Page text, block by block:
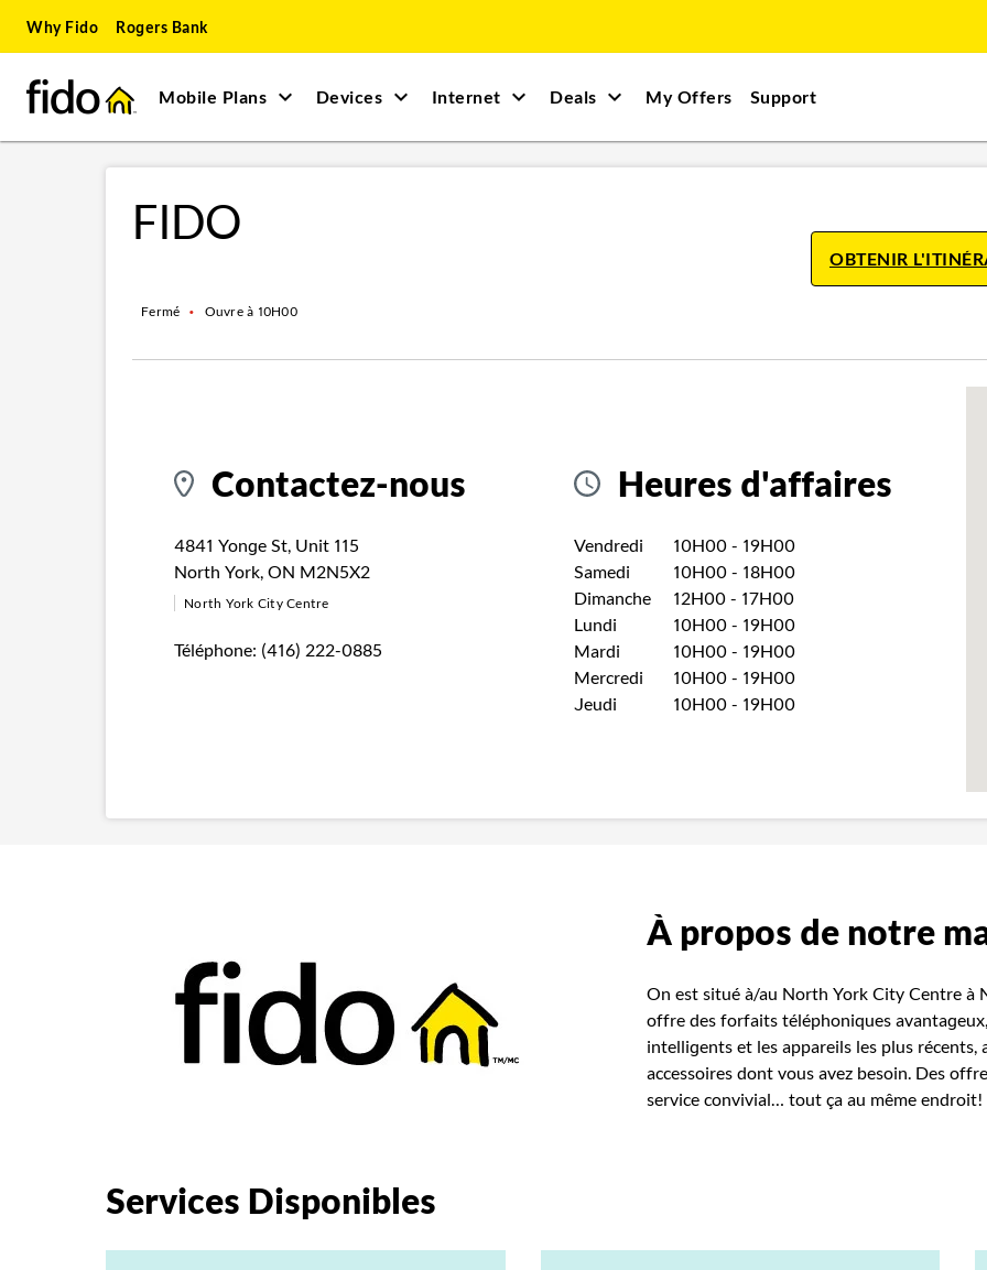
Skip to main content
Skip to site map
Skip to accessibility
Why Fido Rogers Bank
Mobile Plans Devices Internet Deals My Offers Support
FIDO
Fermé • Ouvre à 10H00
OBTENIR
Contactez-nous
4841 Yonge St, Unit 115
North York, ON M2N5X2
North York City Centre
Téléphone: (416) 222-0885
Heures d'affaires
Jour de la semaineHeures
Vendredi 10H00- 19H00
Samedi
10H00- 18H00
Dimanche
12H00- 17H00
Lundi
10H00- 19H00
Mardi
10H00- 19H00
Mercredi
10H00- 19H00
Jeudi
10H00- 19H00
À propos de notre
On est situé à/au North York City Centre à
offre des forfaits téléphoniques
intelligents et les appareils les plus récents,
accessoires dont vous avez besoin. Des
service convivial… tout ça au même endroit!
Services Disponibles